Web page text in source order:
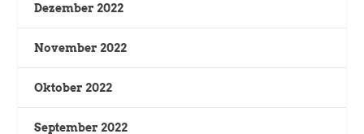
Dezember 2022
November 2022
Oktober 2022
September 2022